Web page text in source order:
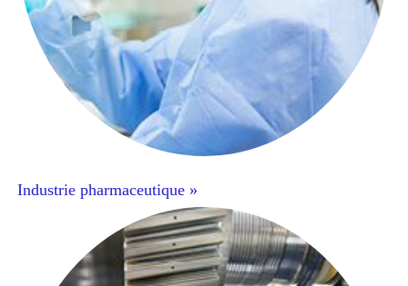
Industrie pharmaceutique »